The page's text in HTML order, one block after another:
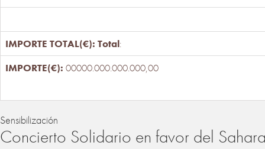
Total:
00000.000.000.000,00
Sensibilización
Concierto Solidario en favor del